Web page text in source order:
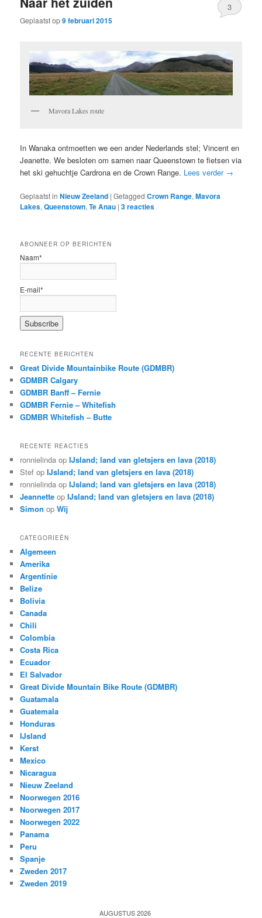
Geplaatst op9 februari 2015
3
Mavora Lakes route
In Wanaka ontmoetten we een ander Nederlands stel; Vincent en
Jeanette. We besloten om samen naar Queenstown te fietsen via
het ski gehuchtje Cardrona en de Crown Range. Lees verder →
Geplaatst in Nieuw Zeeland |Getagged Crown Range,Mavora
Lakes,Queenstown,Te Anau |3reacties
ABONNEER OP BERICHTEN
Naam*
E-mail*
RECENTE BERICHTEN
Great Divide Mountainbike Route (GDMBR)
GDMBR Calgary
GDMBR Banff – Fernie
GDMBR Fernie – Whitefish
GDMBR Whitefish – Butte
RECENTE REACTIES
ronnielinda opIJsland; land van gletsjers en lava (2018)
Stef opIJsland; land van gletsjers en lava (2018)
ronnielinda opIJsland; land van gletsjers en lava (2018)
Jeannette opIJsland; land van gletsjers en lava (2018)
Simon opWij
CATEGORIEËN
Algemeen
Amerika
Argentinie
Belize
Bolivia
Canada
Chili
Colombia
Costa Rica
Ecuador
El Salvador
Great Divide Mountain Bike Route (GDMBR)
Guatamala
Guatemala
Honduras
IJsland
Kerst
Mexico
Nicaragua
Nieuw Zeeland
Noorwegen 2016
Noorwegen 2017
Noorwegen 2022
Panama
Peru
Spanje
Zweden 2017
Zweden 2019
AUGUSTUS 2026